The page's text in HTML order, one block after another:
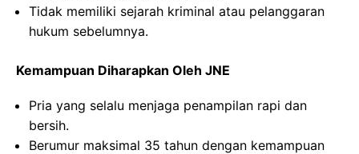
Tidak memiliki sejarah kriminal atau pelanggaran
hukum sebelumnya.
Kemampuan Diharapkan Oleh JNE
Pria yang selalu menjaga penampilan rapi dan
bersih.
Berumur maksimal 35 tahun dengan kemampuan